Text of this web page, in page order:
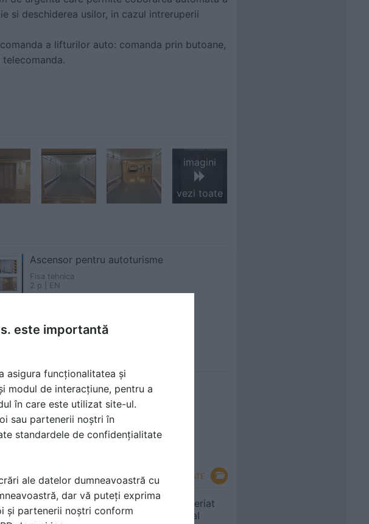
si deschiderea usilor, in cazul intreruperii
a lifturilor auto: comanda prin butoane,
imagini
vezi toate
Ascensor pentru autoturisme
Fisa tehnica
2 p | EN
VEZI TOATE
20 de ani de parteneriat
Elmas-Linde Material
este importantă
asigura funcționalitatea și
modul de interacțiune, pentru a
în care este utilizat site-ul.
sau partenerii noștri în
standardele de confidențialitate
ale datelor dumneavoastră cu
dar vă puteți exprima
și partenerii noștri conform